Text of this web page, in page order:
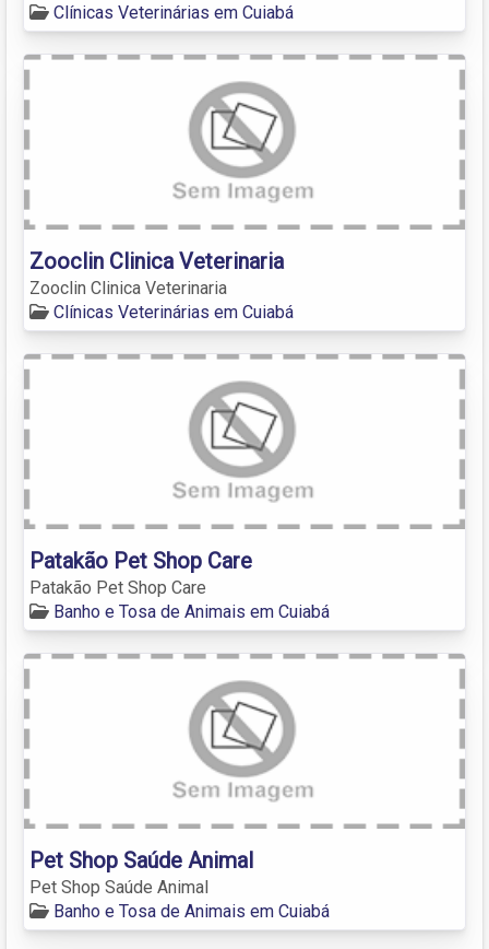
Clínicas Veterinárias em Cuiabá
Zooclin Clinica Veterinaria
Zooclin Clinica Veterinaria
Clínicas Veterinárias em Cuiabá
Patakão Pet Shop Care
Patakão Pet Shop Care
Banho e Tosa de Animais em Cuiabá
Pet Shop Saúde Animal
Pet Shop Saúde Animal
Banho e Tosa de Animais em Cuiabá